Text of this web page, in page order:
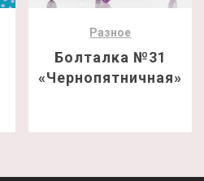
Разное
Болталка №31
«Чернопятничная»